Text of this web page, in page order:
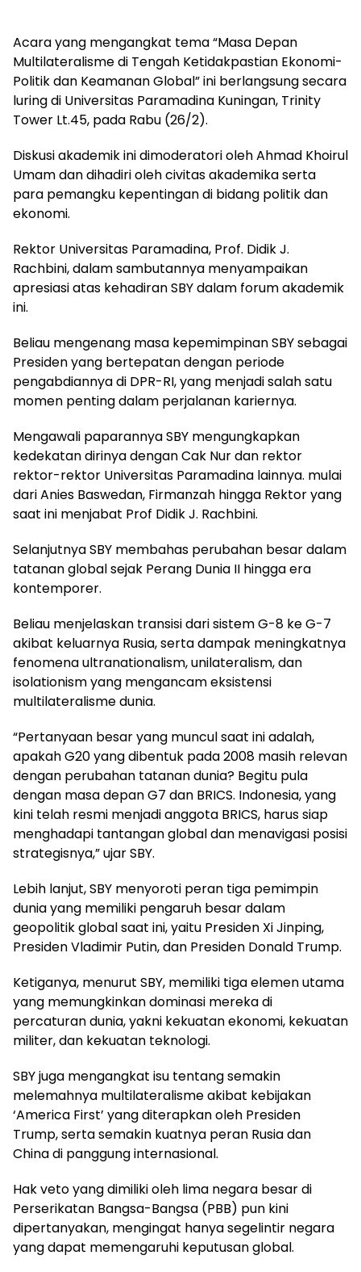
Acara yang mengangkat tema “Masa Depan
Multilateralisme di Tengah Ketidakpastian Ekonomi-
Politik dan Keamanan Global” ini berlangsung secara
luring di Universitas Paramadina Kuningan, Trinity
Tower Lt.45, pada Rabu (26/2).
Diskusi akademik ini dimoderatori oleh Ahmad Khoirul
Umam dan dihadiri oleh civitas akademika serta
para pemangku kepentingan di bidang politik dan
ekonomi.
Rektor Universitas Paramadina, Prof. Didik J.
Rachbini, dalam sambutannya menyampaikan
apresiasi atas kehadiran SBY dalam forum akademik
ini.
Beliau mengenang masa kepemimpinan SBY sebagai
Presiden yang bertepatan dengan periode
pengabdiannya di DPR-RI, yang menjadi salah satu
momen penting dalam perjalanan kariernya.
Mengawali paparannya SBY mengungkapkan
kedekatan dirinya dengan Cak Nur dan rektor
rektor-rektor Universitas Paramadina lainnya. mulai
dari Anies Baswedan, Firmanzah hingga Rektor yang
saat ini menjabat Prof Didik J. Rachbini.
Selanjutnya SBY membahas perubahan besar dalam
tatanan global sejak Perang Dunia II hingga era
kontemporer.
Beliau menjelaskan transisi dari sistem G-8 ke G-7
akibat keluarnya Rusia, serta dampak meningkatnya
fenomena ultranationalism, unilateralism, dan
isolationism yang mengancam eksistensi
multilateralisme dunia.
“Pertanyaan besar yang muncul saat ini adalah,
apakah G20 yang dibentuk pada 2008 masih relevan
dengan perubahan tatanan dunia? Begitu pula
dengan masa depan G7 dan BRICS. Indonesia, yang
kini telah resmi menjadi anggota BRICS, harus siap
menghadapi tantangan global dan menavigasi posisi
strategisnya,” ujar SBY.
Lebih lanjut, SBY menyoroti peran tiga pemimpin
dunia yang memiliki pengaruh besar dalam
geopolitik global saat ini, yaitu Presiden Xi Jinping,
Presiden Vladimir Putin, dan Presiden Donald Trump.
Ketiganya, menurut SBY, memiliki tiga elemen utama
yang memungkinkan dominasi mereka di
percaturan dunia, yakni kekuatan ekonomi, kekuatan
militer, dan kekuatan teknologi.
SBY juga mengangkat isu tentang semakin
melemahnya multilateralisme akibat kebijakan
‘America First’ yang diterapkan oleh Presiden
Trump, serta semakin kuatnya peran Rusia dan
China di panggung internasional.
Hak veto yang dimiliki oleh lima negara besar di
Perserikatan Bangsa-Bangsa (PBB) pun kini
dipertanyakan, mengingat hanya segelintir negara
yang dapat memengaruhi keputusan global.